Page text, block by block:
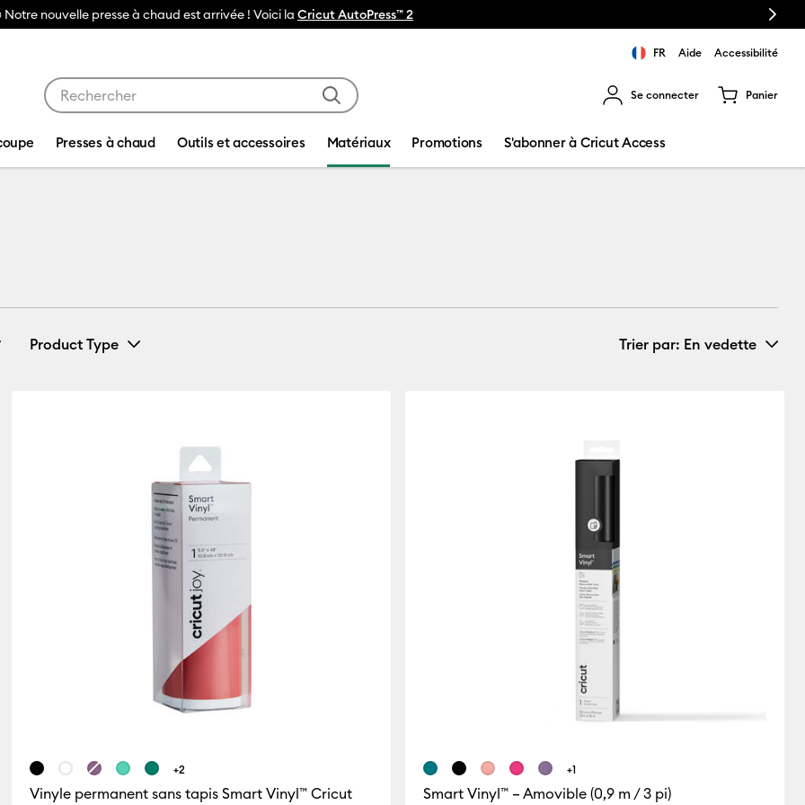
🔥NOUVEAU PRIX RÉDUITMachines de découpe Cricut Maker 4 Next
FR Aide Accessibilité
Se connecter Panier
Presses à chaud Outils et accessoires Matériaux Promotions S'abonner à Cricut Access
de couleur : Brun
de couleur : Gris
de couleur : Rouge
par Compatibilité par machine : Cricut Explore 5
Affiner par Compatibilité par machine : Cricut Explore Machines
Affiner par Compatibilité par machine : Cricut Joy & Joy 2
par Compatibilité par machine : Cricut Joy 2
par Compatibilité par machine : Cricut Joy Xtra
Compatibilité par machine : Cricut Maker
par Compatibilité par machine : Cricut Venture
Product Type
Affiner par Product Type : Vinyl
Affiner par Product Type : Vinyle
Trier par: En vedette
Vinyle permanent sans tapis Smart Vinyl™ Cricut
+2
Smart Vinyl™ – Amovible (0,9 m / 3 pi)
+1